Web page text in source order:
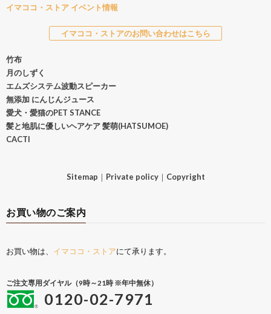
イマココ・ストア イベント情報
イマココ・ストアのお問い合わせはこちら
竹布
月のしずく
エムズシステム波動スピーカー
無添加 にんじんジュース
愛犬・愛猫のPET STANCE
髪と地肌に優しいヘアケア 髪萌(HATSUMOE)
CACTI
Sitemap ｜ Private policy｜ Copyright
お買い物のご案内
お買い物は、 イマココ・ストアにて承ります。
ご注文専用ダイヤル（9時～21時 ※年中無休）
0120-02-7971